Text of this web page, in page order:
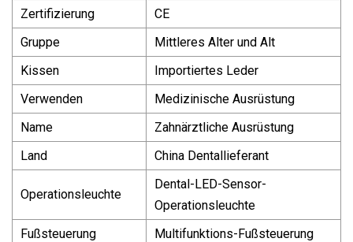
Zertifizierung
CE
Gruppe
Mittleres Alter und Alt
Kissen
Importiertes Leder
Verwenden
Medizinische Ausrüstung
Name
Zahnärztliche Ausrüstung
Land
China Dentallieferant
Operationsleuchte
Dental-LED-Sensor-
Operationsleuchte
Fußsteuerung
Multifunktions-Fußsteuerung